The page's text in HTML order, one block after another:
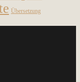
Übersetzung